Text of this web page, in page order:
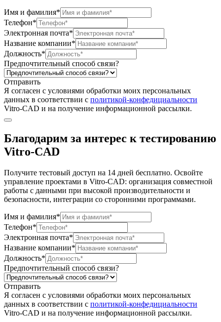
Имя и фамилия*
Телефон*
Электронная почта*
Название компании*
Должность*
Предпочтительный способ связи?
Отправить
Я согласен c условиями обработки моих персональных
данных в соответствии с политикой-конфедициальности
Vitro-CAD и на получение информационной рассылки.
Благодарим за интерес к тестированию
Vitro-CAD
Получите тестовый доступ на 14 дней бесплатно. Освойте
управление проектами в Vitro-CAD: организация совместной
работы с данными при высокой производительности и
безопасности, интеграции со сторонними программами.
Имя и фамилия*
Телефон*
Электронная почта*
Название компании*
Должность*
Предпочтительный способ связи?
Отправить
Я согласен c условиями обработки моих персональных
данных в соответствии с политикой-конфедициальности
Vitro-CAD и на получение информационной рассылки.